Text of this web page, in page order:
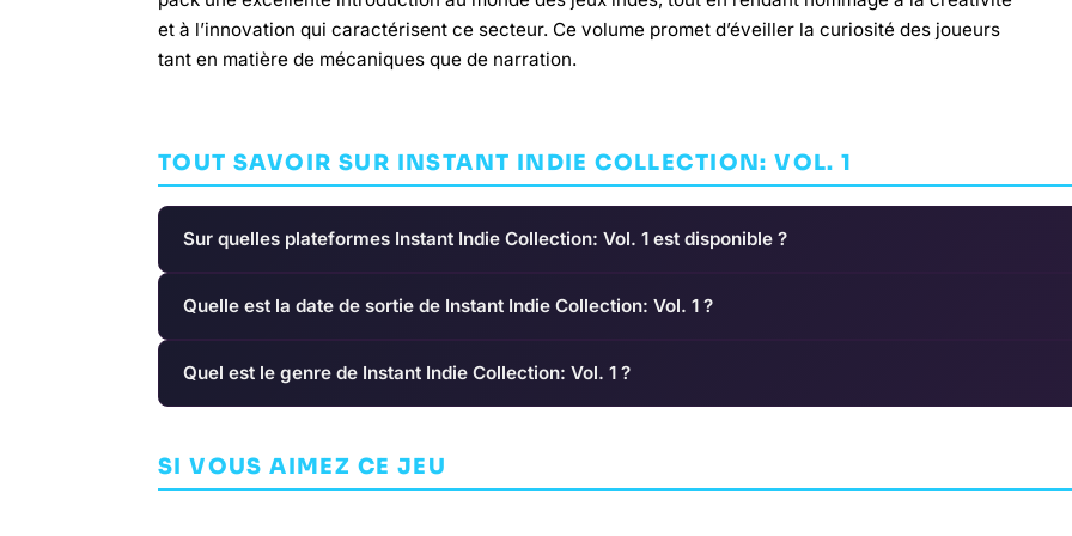
et à l’innovation qui caractérisent ce secteur. Ce volume promet d’éveiller la curiosité des joueurs
tant en matière de mécaniques que de narration.
TOUT SAVOIR SUR INSTANT INDIE COLLECTION: VOL. 1
Sur quelles plateformes Instant Indie Collection: Vol. 1 est disponible ?
Quelle est la date de sortie de Instant Indie Collection: Vol. 1 ?
Quel est le genre de Instant Indie Collection: Vol. 1 ?
SI VOUS AIMEZ CE JEU
PlanetSide 2 Super Stardust Ultra